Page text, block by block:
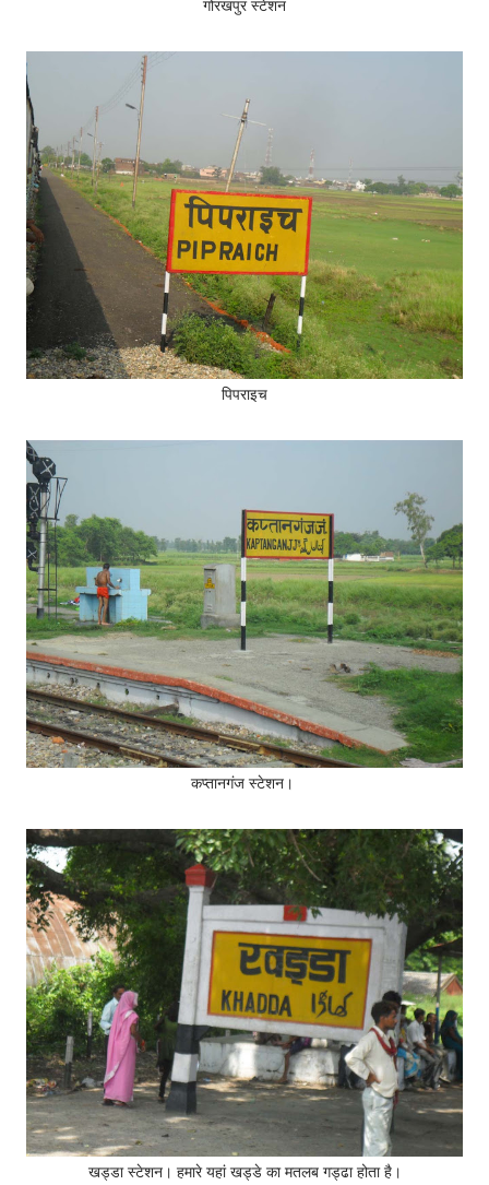
गोरखपुर स्टेशन
पिपराइच
कप्तानगंज स्टेशन।
खड्डा स्टेशन। हमारे यहां खड्डे का मतलब गड्ढा होता है।